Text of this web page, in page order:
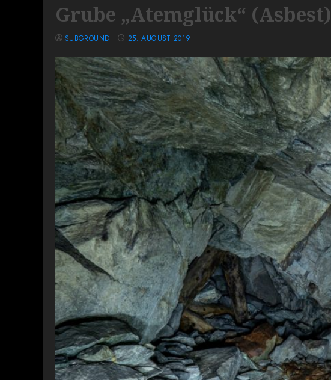
Grube „Atemglück“ (Asbest)
SUBGROUND 25. AUGUST 2019